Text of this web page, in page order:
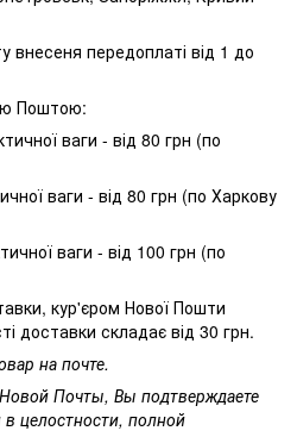
внесеня передоплаті від 1 до
Поштою:
ваги - від 80 грн (по
ваги - від 80 грн (по Харкову
ваги - від 100 грн (по
кур'єром Нової Пошти
доставки складає від 30 грн.
на почте.
Почты, Вы подтверждаете
целостности, полной